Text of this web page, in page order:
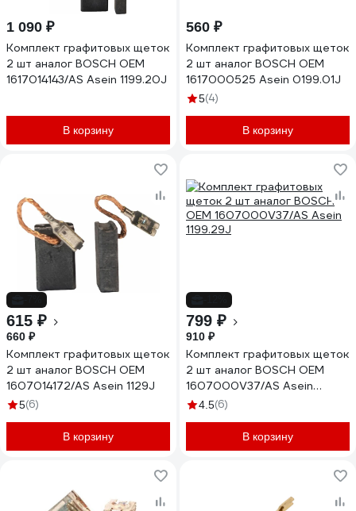
1 090 ₽
Комплект графитовых щеток
2 шт аналог BOSCH OEM
1617014143/AS Asein 1199.20J
В корзину
560 ₽
Комплект графитовых щеток
2 шт аналог BOSCH OEM
1617000525 Asein 0199.01J
5(4)
В корзину
615 ₽
660 ₽
Комплект графитовых щеток
2 шт аналог BOSCH OEM
1607014172/AS Asein 1129J
5(6)
В корзину
799 ₽
910 ₽
Комплект графитовых щеток
2 шт аналог BOSCH OEM
1607000V37/AS Asein
1199.29J
4.5(6)
В корзину